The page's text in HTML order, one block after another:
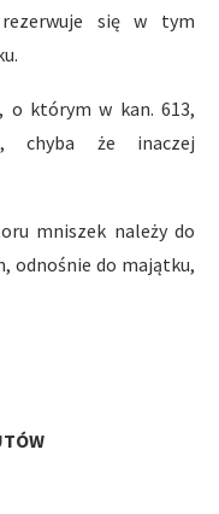
się w tym
o którym w kan. 613,
chyba że inaczej
mniszek należy do
odnośnie do majątku,